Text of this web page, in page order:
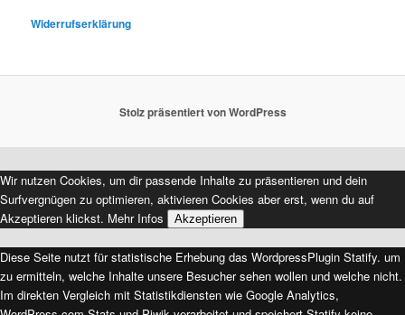
Widerrufserklärung
Stolz präsentiert von WordPress
Wir nutzen Cookies, um dir passende Inhalte zu präsentieren und dein
Surfvergnügen zu optimieren, aktivieren Cookies aber erst, wenn du auf
Akzeptieren klickst. Mehr Infos Akzeptieren
Diese Seite nutzt für statistische Erhebung das WordpressPlugin Statify. um
zu ermitteln, welche Inhalte unsere Besucher sehen wollen und welche nicht.
Im direkten Vergleich mit Statistikdiensten wie Google Analytics,